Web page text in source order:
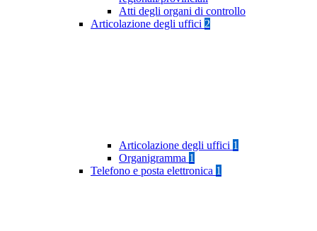
Atti degli organi di controllo
Articolazione degli uffici 2
Articolazione degli uffici 1
Organigramma 1
Telefono e posta elettronica 1